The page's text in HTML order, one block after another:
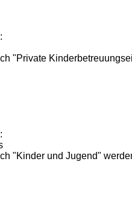
"Private
"Kinder und Jugend"